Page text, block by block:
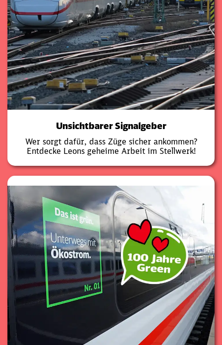
Unsichtbarer Signalgeber
​Wer sorgt dafür, dass Züge sicher ankommen?
Entdecke Leons geheime Arbeit im Stellwerk!